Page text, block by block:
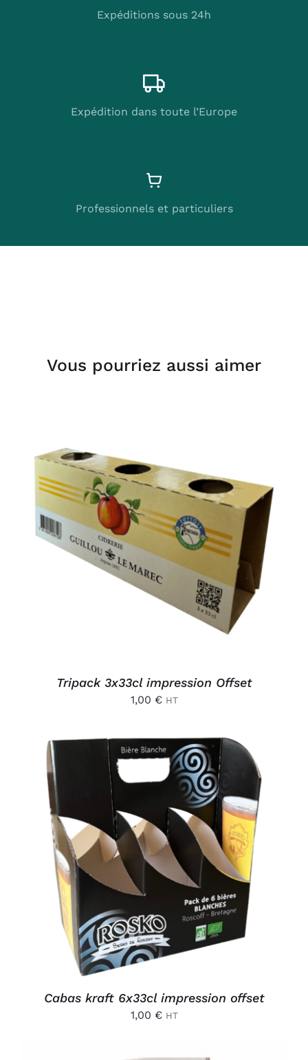
Expéditions sous 24h
Expédition dans toute l’Europe
Professionnels et particuliers
Vous pourriez aussi aimer
AJOUTER AU PANIER
/
DÉTAILS
Tripack 3x33cl impression Offset
1,00 € HT
AJOUTER AU PANIER
DÉTAILS
Cabas kraft 6x33cl impression offset
1,00 € HT